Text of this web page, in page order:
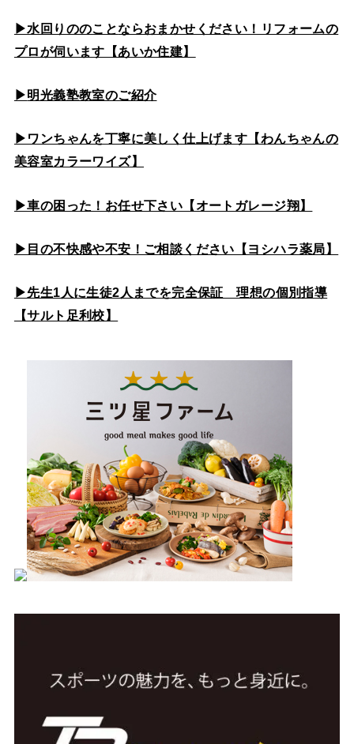
▶水回りののことならおまかせください！リフォームの
プロが伺います【あいか住建】
▶明光義塾教室のご紹介
▶ワンちゃんを丁寧に美しく仕上げます【わんちゃんの
美容室カラーワイズ】
▶車の困った！お任せ下さい【オートガレージ翔】
▶目の不快感や不安！ご相談ください【ヨシハラ薬局】
▶先生1人に生徒2人までを完全保証 理想の個別指導
【サルト足利校】